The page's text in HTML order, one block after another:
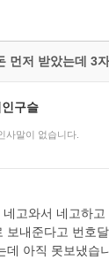
스피싱 피해사례
사이트 목록
개 피해사례
킹홀리데이 피해사례
먼저 받았는데 3
구슬
사말이 없습니다.
고와서 네고하
보내준다고 번호
데 아직 못보냈습